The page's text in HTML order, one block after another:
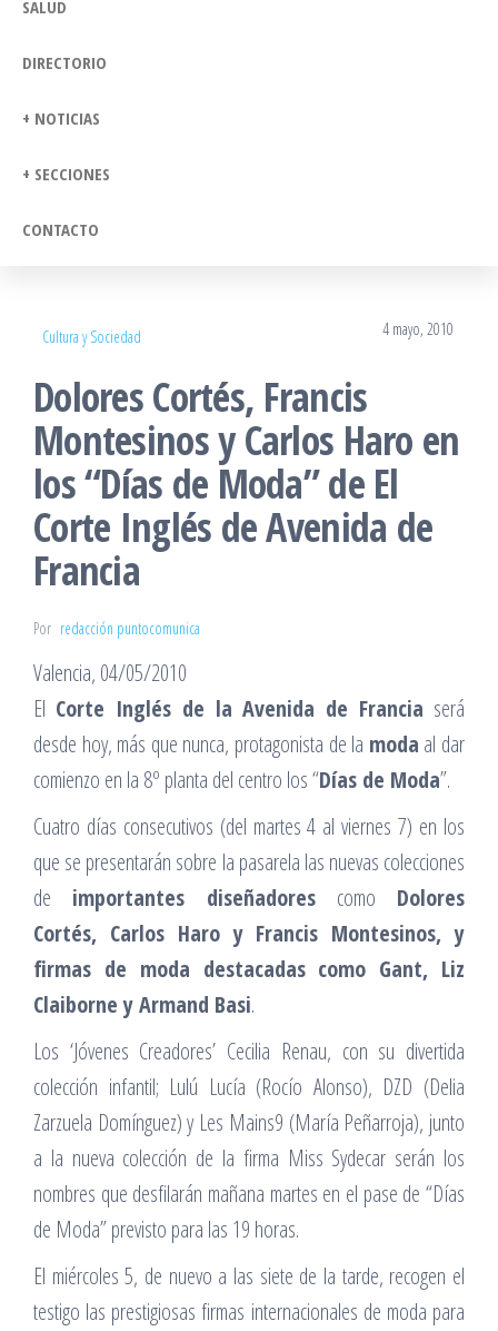
SALUD
DIRECTORIO
+ NOTICIAS
+ SECCIONES
CONTACTO
Cultura y Sociedad 4 mayo, 2010
Dolores Cortés, Francis
Montesinos y Carlos Haro en
los “Días de Moda” de El
Corte Inglés de Avenida de
Francia
Por redacción puntocomunica
Valencia, 04/05/2010
El Corte Inglés de la Avenida de Francia será
desde hoy, más que nunca, protagonista de la moda al dar
comienzo en la 8º planta del centro los “Días de Moda”.
Cuatro días consecutivos (del martes 4 al viernes 7) en los
que se presentarán sobre la pasarela las nuevas colecciones
de importantes diseñadores como Dolores
Cortés, Carlos Haro y Francis Montesinos, y
firmas de moda destacadas como Gant, Liz
Claiborne y Armand Basi.
Los ‘Jóvenes Creadores’ Cecilia Renau, con su divertida
colección infantil; Lulú Lucía (Rocío Alonso), DZD (Delia
Zarzuela Domínguez) y Les Mains9 (María Peñarroja), junto
a la nueva colección de la firma Miss Sydecar serán los
nombres que desfilarán mañana martes en el pase de “Días
de Moda” previsto para las 19 horas.
El miércoles 5, de nuevo a las siete de la tarde, recogen el
testigo las prestigiosas firmas internacionales de moda para